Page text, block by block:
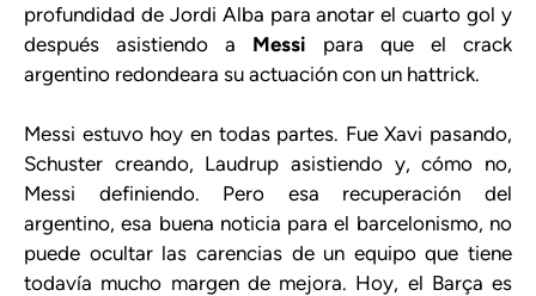
profundidad de Jordi Alba para anotar el cuarto gol y
después asistiendo a Messi para que el crack
argentino redondeara su actuación con un hattrick.
Messi estuvo hoy en todas partes. Fue Xavi pasando,
Schuster creando, Laudrup asistiendo y, cómo no,
Messi definiendo. Pero esa recuperación del
argentino, esa buena noticia para el barcelonismo, no
puede ocultar las carencias de un equipo que tiene
todavía mucho margen de mejora. Hoy, el Barça es